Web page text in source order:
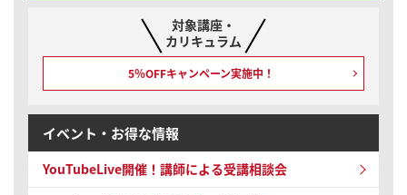
対象講座・
カリキュラム
5％OFFキャンペーン実施中！
イベント・お得な情報
YouTubeLive開催！ 講師による受講相談会